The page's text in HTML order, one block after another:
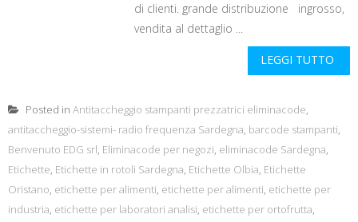
di clienti. grande distribuzione ingrosso,
vendita al dettaglio ...
LEGGI TUTTO
Posted in Antitaccheggio stampanti prezzatrici eliminacode,
antitaccheggio-sistemi- radio frequenza Sardegna, barcode stampanti,
Benvenuto EDG srl, Eliminacode per negozi, eliminacode Sardegna,
Etichette, Etichette in rotoli Sardegna, Etichette Olbia, Etichette
Oristano, etichette per alimenti, etichette per alimenti, etichette per
industria, etichette per laboratori analisi, etichette per ortofrutta,